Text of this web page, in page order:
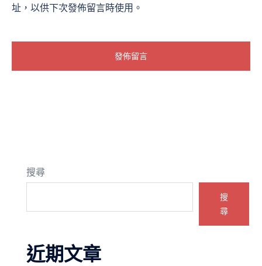
址，以供下次發佈留言時使用。
搜尋
搜
尋
近期文章